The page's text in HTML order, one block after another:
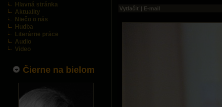
Hlavná stránka
Aktuality
Niečo o nás
Hudba
Literárne práce
Audio
Video
Čierne na bielom
Vytlačiť | E-mail